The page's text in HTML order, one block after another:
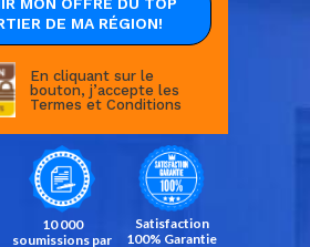
En cliquant sur le
bouton, j’accepte les
Termes et Conditions
10 000
soumissions par
Satisfaction
100% Garantie